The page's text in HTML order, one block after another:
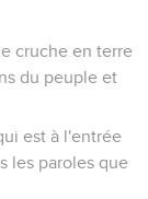
cruche en terre
du peuple et
est à l'entrée
les paroles que